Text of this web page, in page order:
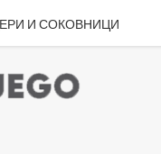
И СОКОВНИЦИ